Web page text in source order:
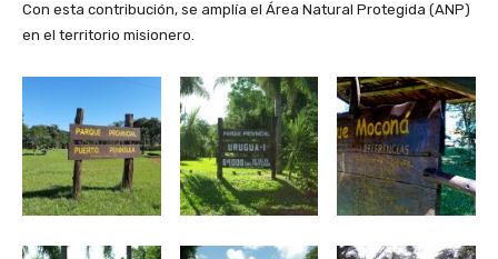
Con esta contribución, se amplía el Área Natural Protegida (ANP)
en el territorio misionero.